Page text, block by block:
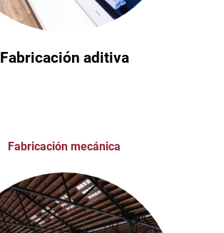
Fabricación aditiva
Fabricación mecánica